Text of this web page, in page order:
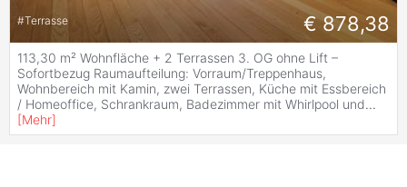
#Terrasse € 878,38
113,30 m² Wohnfläche + 2 Terrassen 3. OG ohne Lift –
Sofortbezug Raumaufteilung: Vorraum/Treppenhaus,
Wohnbereich mit Kamin, zwei Terrassen, Küche mit Essbereich
/ Homeoffice, Schrankraum, Badezimmer mit Whirlpool und...
[Mehr]